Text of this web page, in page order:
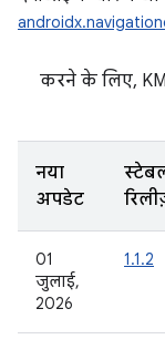
करने के लिए,
नया
अपडेट
01
जुलाई,
2026
1.1.2